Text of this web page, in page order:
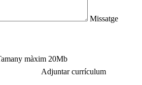
Missatge
màxim 20Mb
Adjuntar currículum